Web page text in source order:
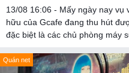
13/08 16:06 - Mấy ngày nay vụ
hữu của Gcafe đang thu hút
đặc biệt là các chủ phòng máy
Quán net